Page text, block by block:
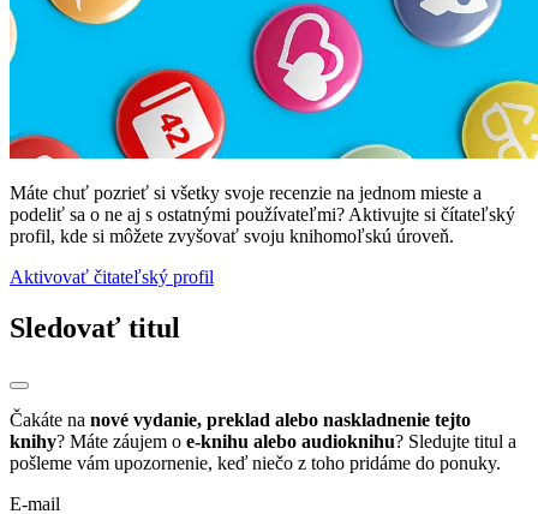
Máte chuť pozrieť si všetky svoje recenzie na jednom mieste a
podeliť sa o ne aj s ostatnými používateľmi? Aktivujte si čítateľský
profil, kde si môžete zvyšovať svoju knihomoľskú úroveň.
Aktivovať čitateľský profil
Sledovať titul
Čakáte na nové vydanie, preklad alebo naskladnenie tejto
knihy? Máte záujem o e-knihu alebo audioknihu? Sledujte titul a
pošleme vám upozornenie, keď niečo z toho pridáme do ponuky.
E-mail